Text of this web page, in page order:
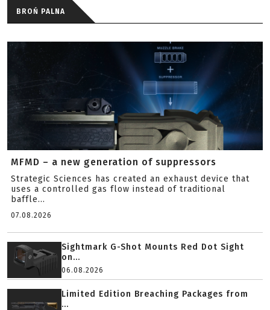
BROŃ PALNA
MFMD – a new generation of suppressors
Strategic Sciences has created an exhaust device that
uses a controlled gas flow instead of traditional
baffle...
07.08.2026
Sightmark G-Shot Mounts Red Dot Sight
on...
06.08.2026
Limited Edition Breaching Packages from
...